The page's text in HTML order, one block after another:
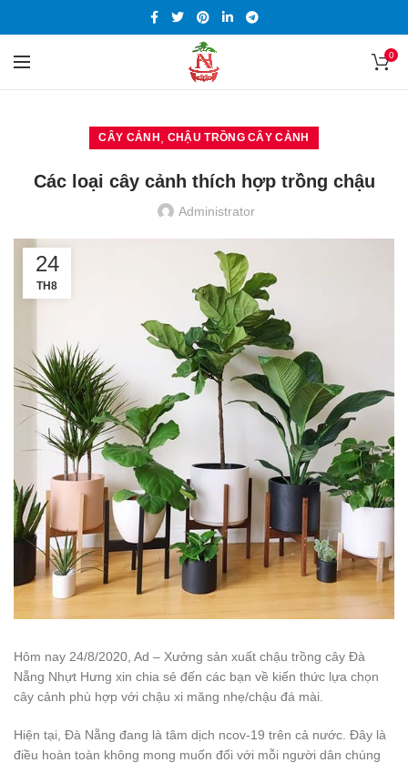
0
CÂY CẢNH CHẬU TRỒNG CÂY CẢNH
Các loại cây cảnh thích hợp trồng chậu
Administrator
24
TH8
Hôm nay 24/8/2020, Ad – Xưởng sản xuất chậu trồng cây Đà
Nẵng Nhựt Hưng xin chia sẻ đến các bạn về kiến thức lựa chọn
cây cảnh phù hợp với chậu xi măng nhẹ/chậu đá mài.
Hiện tại, Đà Nẵng đang là tâm dịch ncov-19 trên cả nước. Đây là
điều hoàn toàn không mong muốn đối với mỗi người dân chúng